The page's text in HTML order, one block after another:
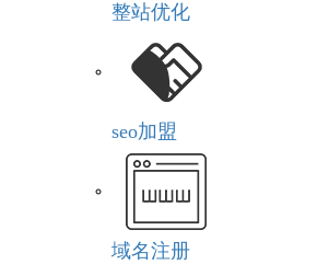
整站优化
seo加盟
域名注册